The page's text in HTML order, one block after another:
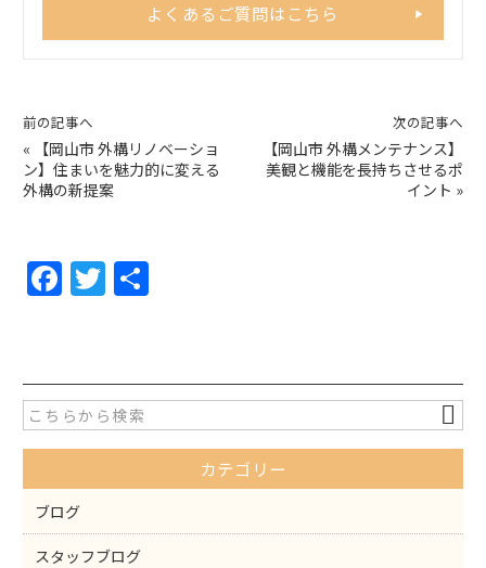
よくあるご質問はこちら
前の記事へ
«
【岡山市 外構リノベーショ
ン】住まいを魅力的に変える
外構の新提案
次の記事へ
【岡山市 外構メンテナンス】
美観と機能を長持ちさせるポ
イント »
F
e
b
o
o
k
T
er
カテゴリー
ブログ
スタッフブログ